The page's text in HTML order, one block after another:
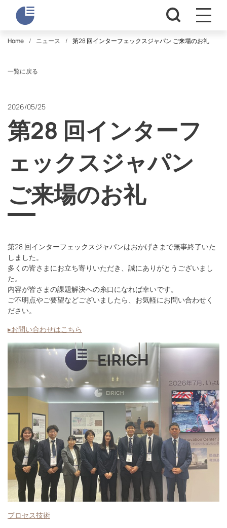
Home ニュース 第28 回インターフェックスジャパン ご来場のお礼
一覧に戻る
2026/05/25
第28 回インターフ
ェックスジャパン
ご来場のお礼
第28 回インターフェックスジャパンはおかげさまで無事終了いた
しました。
多くの皆さまにお立ち寄りいただき、誠にありがとうございまし
た。
内容が皆さまの課題解決への糸口になれば幸いです。
ご不明点やご要望などございましたら、お気軽にお問い合わせく
ださい。
▸お問い合わせはこちら
プロセス技術